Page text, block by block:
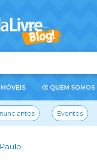
QUEM SOMOS
Eventos